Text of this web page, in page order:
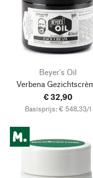
Beyer's Oil
Verbena
€ 32,90
Basisprijs: € 548,33/l